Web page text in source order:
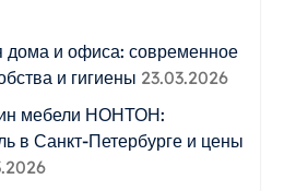
дома и офиса: современное
и гигиены 23.03.2026
мебели НОНТОН:
в Санкт-Петербурге и цены